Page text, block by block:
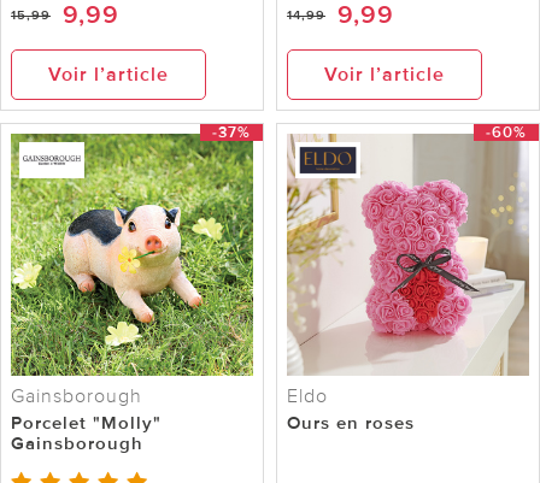
15,99 9,99
Voir l’article
14,99 9,99
Voir l’article
-37%
Gainsborough
Porcelet "Molly"
Gainsborough
-60%
Eldo
Ours en roses